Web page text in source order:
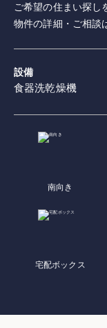
ご希望の住まい探
設備
食器洗乾燥機
南向き
宅配ボックス